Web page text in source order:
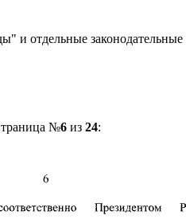
и отдельные
№6из 24: